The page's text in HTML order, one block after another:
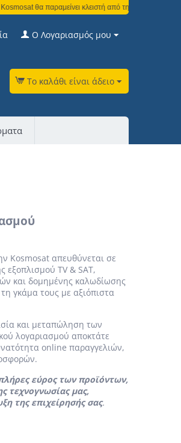
θα παραμείνει κλειστή από τη Δευτέρα 3
Ο Λογαριασμός μου
Το καλάθι είναι άδειο
Kosmosat απευθύνεται σε
εξοπλισμού TV & SAT,
και δομημένης καλωδίωσης
γκάμα τους με αξιόπιστα
και μεταπώληση των
λογαριασμού αποκτάτε
online παραγγελιών,
εύρος των προϊόντων,
τεχνογνωσίας μας,
της επιχείρησής σας.